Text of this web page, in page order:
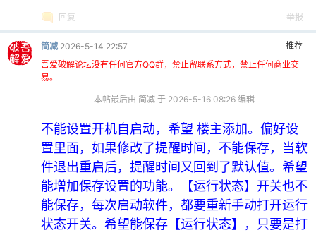
回复 举报
推荐
简减 2026-5-14 22:57
吾爱破解论坛没有任何官方QQ群，禁止留联系方式，禁止任何商业交
易。
本帖最后由 简减 于 2026-5-16 08:26 编辑
不能设置开机自启动，希望 楼主添加。偏好设
置里面，如果修改了提醒时间，不能保存，当软
件退出重启后，提醒时间又回到了默认值。希望
能增加保存设置的功能。【运行状态】开关也不
能保存，每次启动软件，都要重新手动打开运行
状态开关。希望能保存【运行状态】，只要是打